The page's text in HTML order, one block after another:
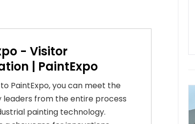
- Visitor
| PaintExpo
PaintExpo, you can meet the
leaders from the entire process
painting technology.